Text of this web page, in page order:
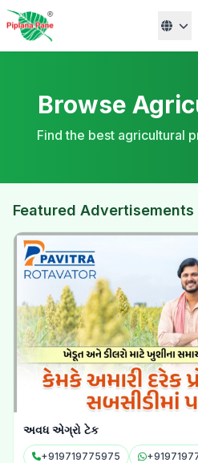
Browse
Find the best agricultural
Featured Advertisements
આરવ ટ્રેલર
+919664837696